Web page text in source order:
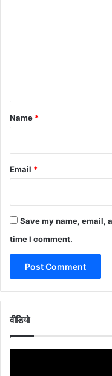
*
Name *
Email *
Save my name, email,
time I comment.
वीडियो